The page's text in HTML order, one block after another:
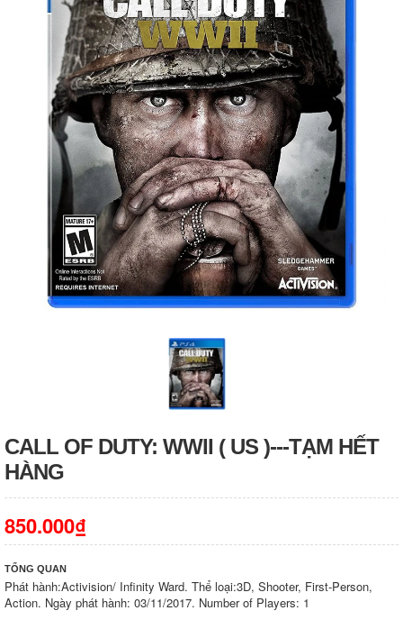
CALL OF DUTY: WWII ( US )---TẠM HẾT
HÀNG
850.000₫
TỔNG QUAN
Phát hành:Activision/ Infinity Ward. Thể loại:3D, Shooter, First-Person,
Action. Ngày phát hành: 03/11/2017. Number of Players: 1